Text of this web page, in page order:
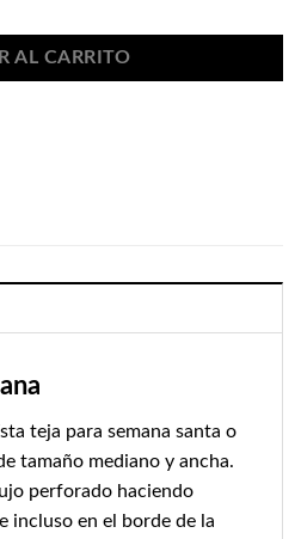
AL CARRITO
teja para semana santa o
tamaño mediano y ancha.
perforado haciendo
incluso en el borde de la